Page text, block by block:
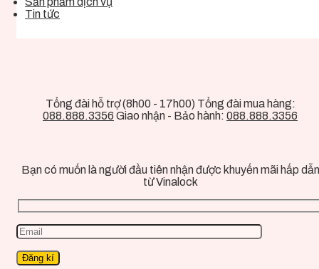
Tin tức
Tổng đài hỗ trợ (8h00 - 17h00) Tổng đài mua hàng:
088.888.3356 Giao nhận - Bảo hành: 088.888.3356
Bạn có muốn là người đầu tiên nhận được khuyến mãi hấp dẫn
từ Vinalock